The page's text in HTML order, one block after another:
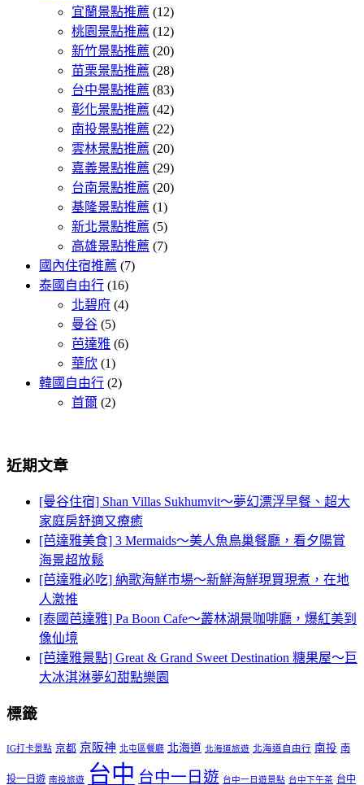
宜蘭景點推薦 (12)
桃園景點推薦 (12)
新竹景點推薦 (20)
苗栗景點推薦 (28)
台中景點推薦 (83)
彰化景點推薦 (42)
南投景點推薦 (22)
雲林景點推薦 (20)
嘉義景點推薦 (29)
台南景點推薦 (20)
基隆景點推薦 (1)
新北景點推薦 (5)
高雄景點推薦 (7)
國內住宿推薦 (7)
泰國自由行 (16)
北碧府 (4)
曼谷 (5)
芭達雅 (6)
華欣 (1)
韓國自由行 (2)
首爾 (2)
近期文章
[曼谷住宿] Shan Villas Sukhumvit～夢幻漂浮早餐、超大
家庭房舒適又療癒
[芭達雅美食] 3 Mermaids～美人魚鳥巢餐廳，看夕陽賞
海景超放鬆
[芭達雅必吃] 納歌海鮮市場～新鮮海鮮現買現煮，在地
人激推
[泰國芭達雅] Pa Boon Cafe～叢林湖景咖啡廳，爆紅美到
像仙境
[芭達雅景點] Great & Grand Sweet Destination 糖果屋～巨
大冰淇淋夢幻甜點樂園
標籤
IG打卡景點 京都 京阪神 北屯區餐廳 北海道 北海道旅遊 北海道自由行 南投 南
投一日遊 南投旅遊 台中 台中一日遊 台中一日遊景點 台中下午茶 台中